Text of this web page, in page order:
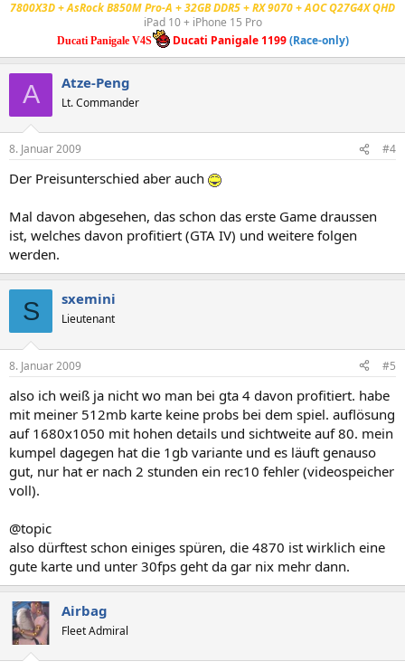
7800X3D + AsRock B850M Pro-A + 32GB DDR5 + RX 9070 + AOC Q27G4X QHD
iPad 10 + iPhone 15 Pro
Ducati Panigale V4S Ducati Panigale 1199(Race-only)
A Atze-Peng
Lt. Commander
8. Januar 2009 #4
Der Preisunterschied aber auch
Mal davon abgesehen, das schon das erste Game draussen
ist, welches davon profitiert (GTA IV) und weitere folgen
werden.
S sxemini
Lieutenant
8. Januar 2009 #5
also ich weiß ja nicht wo man bei gta 4 davon profitiert. habe
mit meiner 512mb karte keine probs bei dem spiel. auflösung
auf 1680x1050 mit hohen details und sichtweite auf 80. mein
kumpel dagegen hat die 1gb variante und es läuft genauso
gut, nur hat er nach 2 stunden ein rec10 fehler (videospeicher
voll).
@topic
also dürftest schon einiges spüren, die 4870 ist wirklich eine
gute karte und unter 30fps geht da gar nix mehr dann.
Airbag
Fleet Admiral